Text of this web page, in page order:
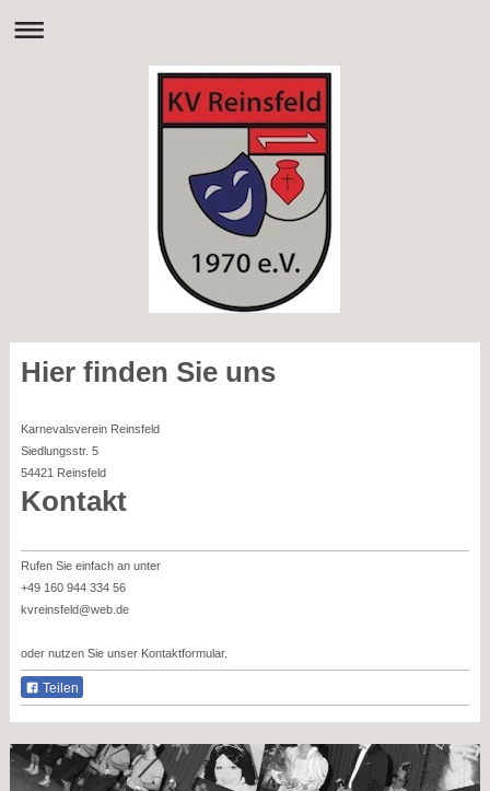
Hier finden Sie uns
Karnevalsverein Reinsfeld
Siedlungsstr. 5
54421 Reinsfeld
Kontakt
Rufen Sie einfach an unter
+49 160 944 334 56
kvreinsfeld@web.de
oder nutzen Sie unser Kontaktformular.
Teilen